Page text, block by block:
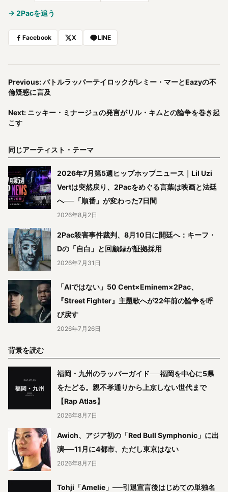
→ 2Pacを追う
Facebook X LINE
Previous: バトルラッパーテイロックがレミー・マーとEazyの不
倫疑惑に言及
Next: ニッキー・ミナージュの発言がリル・キムとの論争を巻き起
こす
同じアーティスト・テーマ
2026年7月第5週ヒップホップニュース｜Lil Uzi
Vertは突然戻り、2Pacをめぐる言葉は映画と法廷
へ──「順番」が変わった7日間
2026年8月2日
2Pac殺害事件裁判、8月10日に開廷へ：キーフ・
Dの「自白」と回顧録が証拠採用
2026年7月31日
「AIではない」50 Cent×Eminem×2Pac、
『Street Fighter』主題歌へが22年前の論争を呼
び戻す
2026年7月26日
背景を読む
福岡・九州のラッパーガイド──福岡を中心に5県
をたどる。親不孝通りから上京しない世代まで
【Rap Atlas】
2026年8月7日
Awich、アジア初の「Red Bull Symphonic」に出
演──11月に4都市、ただし東京はない
2026年8月7日
Tohji「Amelie」──引退宣言後はじめての単独名